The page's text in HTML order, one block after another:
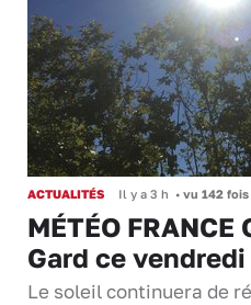
ACTUALITÉS Il y a 3 h • vu 142 fois
MÉTÉO
Gard ce vendredi
Le soleil continuera de